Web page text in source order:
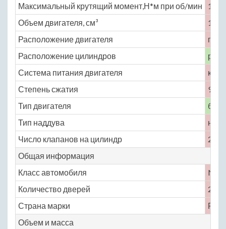
Максимальный крутящий момент,Н*м при об/мин
127
Объем двигателя, см³
1690
Расположение двигателя
Расположение цилиндров
Система питания двигателя
Степень сжатия
9.3
Тип двигателя
Тип наддува
нет
Число клапанов на цилиндр
2
Общая информация
Класс автомобиля
No
Количество дверей
2
Страна марки
Объем и масса